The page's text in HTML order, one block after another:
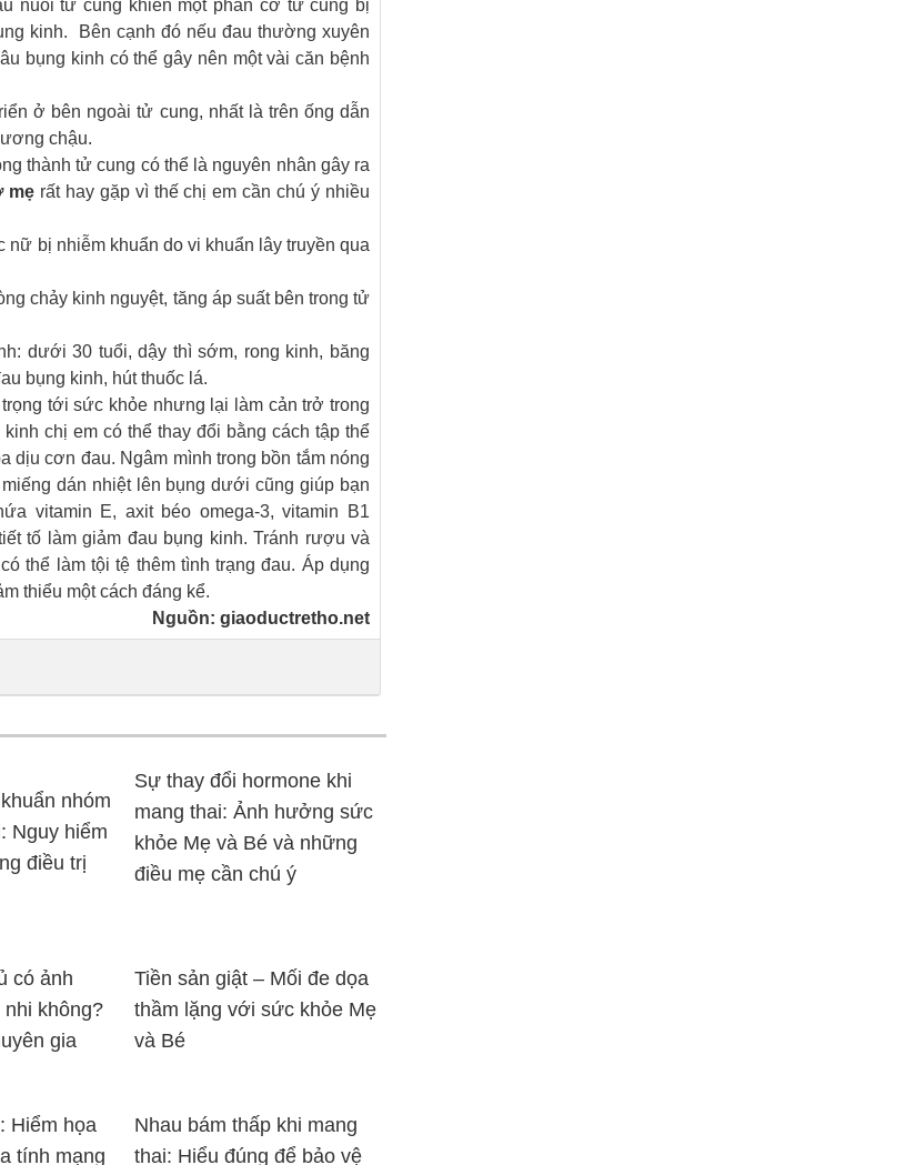
nuôi tử cung khiến một phần cơ tử cung bị
kinh. Bên cạnh đó nếu đau thường xuyên
bụng kinh có thể gây nên một vài căn bệnh
ở bên ngoài tử cung, nhất là trên ống dẫn
chậu.
thành tử cung có thể là nguyên nhân gây ra
mẹ rất hay gặp vì thế chị em cần chú ý nhiều
bị nhiễm khuẩn do vi khuẩn lây truyền qua
chảy kinh nguyệt, tăng áp suất bên trong tử
dưới 30 tuổi, dậy thì sớm, rong kinh, băng
bụng kinh, hút thuốc lá.
tới sức khỏe nhưng lại làm cản trở trong
chị em có thể thay đổi bằng cách tập thể
dịu cơn đau. Ngâm mình trong bồn tắm nóng
dán nhiệt lên bụng dưới cũng giúp bạn
vitamin E, axit béo omega-3, vitamin B1
tố làm giảm đau bụng kinh. Tránh rượu và
thể làm tội tệ thêm tình trạng đau. Áp dụng
thiểu một cách đáng kể.
Nguồn: giaoductretho.net
nhóm
Nguy hiểm
điều trị
Sự thay đổi hormone khi
mang thai: Ảnh hưởng sức
khỏe Mẹ và Bé và những
điều mẹ cần chú ý
có ảnh
không?
gia
Tiền sản giật – Mối đe dọa
thầm lặng với sức khỏe Mẹ
và Bé
Hiểm họa
tính mạng
Nhau bám thấp khi mang
thai: Hiểu đúng để bảo vệ